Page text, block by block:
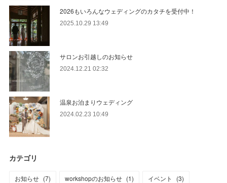
2026もいろんなウェディングのカタチを受付中！
2025.10.29 13:49
サロンお引越しのお知らせ
2024.12.21 02:32
温泉お泊まりウェディング
2024.02.23 10:49
カテゴリ
お知らせ (7) workshopのお知らせ (1) イベント (3)